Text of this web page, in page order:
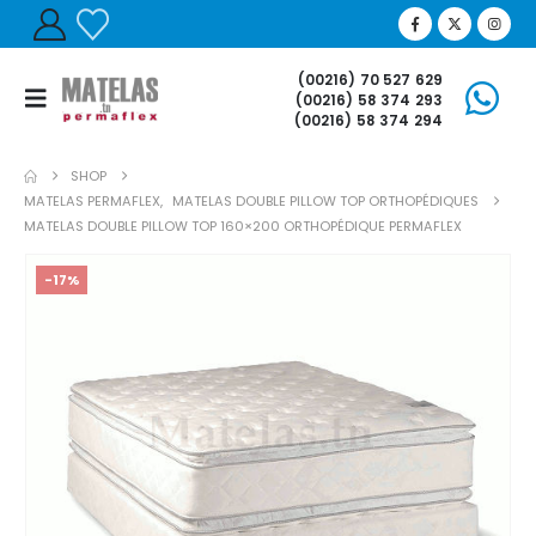
(00216) 70 527 629
(00216) 58 374 293
(00216) 58 374 294
SHOP
MATELAS PERMAFLEX, MATELAS DOUBLE PILLOW TOP ORTHOPÉDIQUES
MATELAS DOUBLE PILLOW TOP 160×200 ORTHOPÉDIQUE PERMAFLEX
-17%